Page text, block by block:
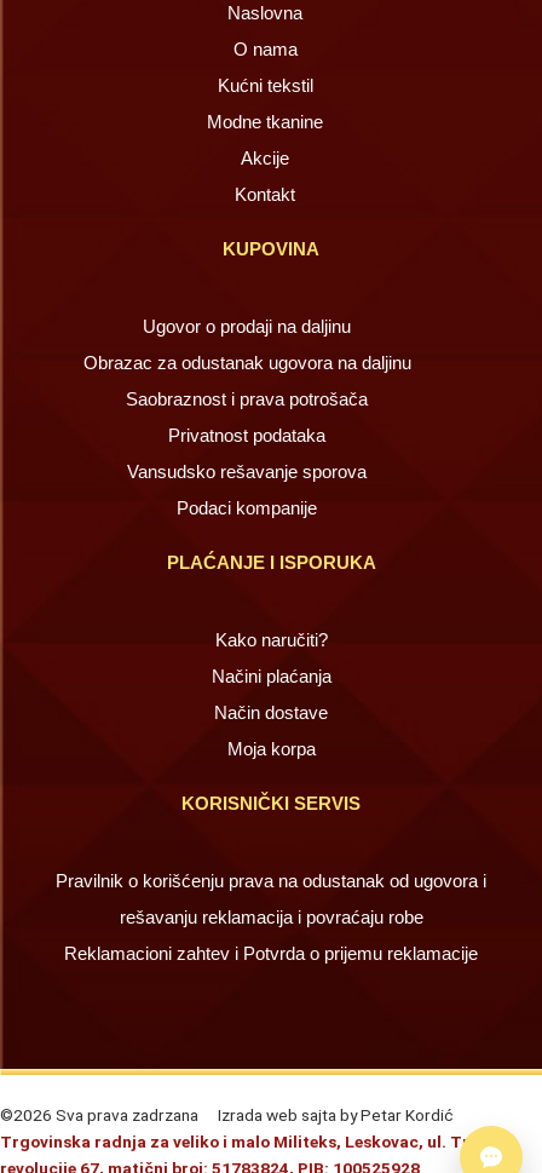
Naslovna
O nama
Kućni tekstil
Modne tkanine
Akcije
Kontakt
KUPOVINA
Ugovor o prodaji na daljinu
Obrazac za odustanak ugovora na daljinu
Saobraznost i prava potrošača
Privatnost podataka
Vansudsko rešavanje sporova
Podaci kompanije
PLAĆANJE I ISPORUKA
Kako naručiti?
Načini plaćanja
Način dostave
Moja korpa
KORISNIČKI SERVIS
Pravilnik o korišćenju prava na odustanak od ugovora i
rešavanju reklamacija i povraćaju robe
Reklamacioni zahtev i Potvrda o prijemu reklamacije
©2026 Sva prava zadrzana
Izrada web sajta by Petar Kordić
Trgovinska radnja za veliko i malo Militeks, Leskovac, ul. Trg
revolucije 67, matični broj: 51783824, PIB: 100525928